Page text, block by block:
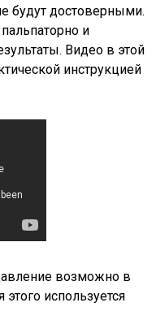
будут достоверными.
и
Видео в этой
инструкцией
возможно в
используется